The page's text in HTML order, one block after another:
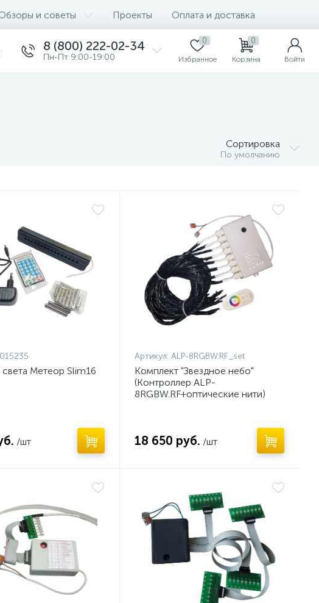
и советы Проекты Оплата и доставка
8 (800) 222-02-34
Пн-Пт 9:00-19:00
0
Избранное
0
Корзина Войти
Сортировка
По умолчанию
Метеор Slim16
/шт
Артикул: ALP-8RGBW.RF_set
Комплект "Звездное небо"
(Контроллер ALP-
8RGBW.RF+оптические нити)
18 650 руб. /шт